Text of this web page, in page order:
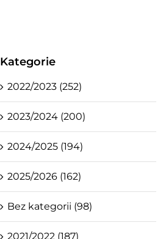
Kategorie
2022/2023 (252)
2023/2024 (200)
2024/2025 (194)
2025/2026 (162)
Bez kategorii (98)
2021/2022 (187)